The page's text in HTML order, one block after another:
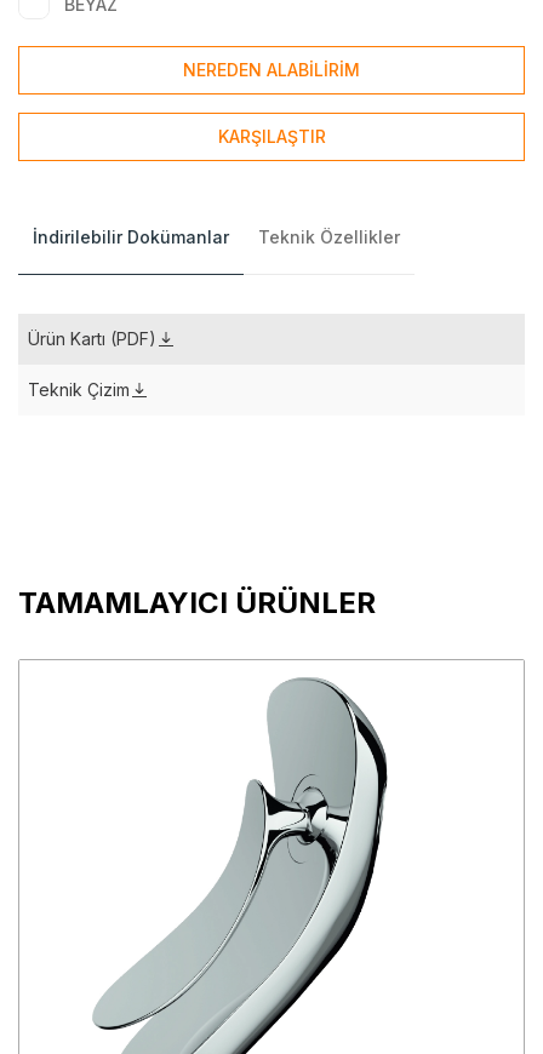
NEREDEN ALABİLİRİM
KARŞILAŞTIR
İndirilebilir Dokümanlar Teknik Özellikler
Ürün Kartı (PDF)
Teknik Çizim
TAMAMLAYICI ÜRÜNLER